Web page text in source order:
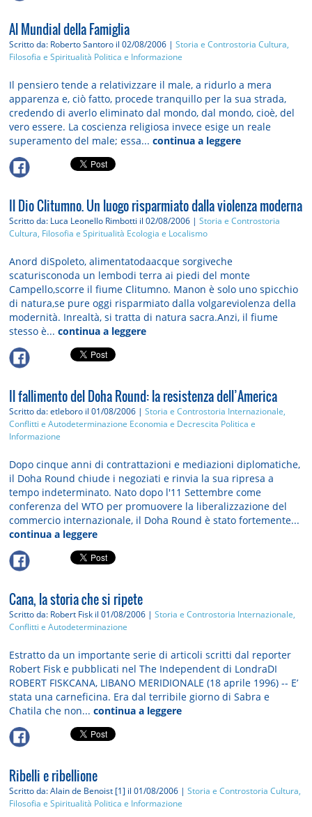
Al Mundial della Famiglia
Scritto da: Roberto Santoro il 02/08/2006 |Storia e Controstoria Cultura,
Filosofia e Spiritualità Politica e Informazione
Il pensiero tende a relativizzare il male, a ridurlo a mera
apparenza e, ciò fatto, procede tranquillo per la sua strada,
credendo di averlo eliminato dal mondo, dal mondo, cioè, del
vero essere. La coscienza religiosa invece esige un reale
superamento del male; essa...continua a leggere
Il Dio Clitumno. Un luogo risparmiato dalla violenza moderna
Scritto da: Luca Leonello Rimbotti il 02/08/2006 |Storia e Controstoria
Cultura, Filosofia e Spiritualità Ecologia e Localismo
Anord diSpoleto, alimentatodaacque sorgiveche
scaturisconoda un lembodi terra ai piedi del monte
Campello,scorre il fiume Clitumno. Manon è solo uno spicchio
di natura,se pure oggi risparmiato dalla volgareviolenza della
modernità. Inrealtà, si tratta di natura sacra.Anzi, il fiume
stesso è...continua a leggere
Il fallimento del Doha Round: la resistenza dell’America
Scritto da: etleboro il 01/08/2006 |Storia e Controstoria Internazionale,
Conflitti e Autodeterminazione Economia e Decrescita Politica e
Informazione
Dopo cinque anni di contrattazioni e mediazioni diplomatiche,
il Doha Round chiude i negoziati e rinvia la sua ripresa a
tempo indeterminato. Nato dopo l'11 Settembre come
conferenza del WTO per promuovere la liberalizzazione del
commercio internazionale, il Doha Round è stato fortemente...
continua a leggere
Cana, la storia che si ripete
Scritto da: Robert Fisk il 01/08/2006 |Storia e Controstoria Internazionale,
Conflitti e Autodeterminazione
Estratto da un importante serie di articoli scritti dal reporter
Robert Fisk e pubblicati nel The Independent di LondraDI
ROBERT FISKCANA, LIBANO MERIDIONALE (18 aprile 1996) -- E’
stata una carneficina. Era dal terribile giorno di Sabra e
Chatila che non...continua a leggere
Ribelli e ribellione
Scritto da: Alain de Benoist [1] il 01/08/2006 |Storia e Controstoria Cultura,
Filosofia e Spiritualità Politica e Informazione